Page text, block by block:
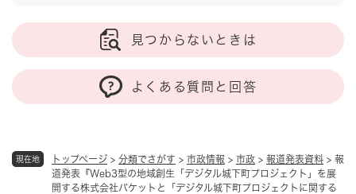
現在地 トップページ > 分類でさがす > 市政情報 > 市政 > 報道発表資料 > 報
道発表『Web3型の地域創生「デジタル城下町プロジェクト」を展
開する株式会社バケットと「デジタル城下町プロジェクトに関する
見つからないときは
よくある質問と回答